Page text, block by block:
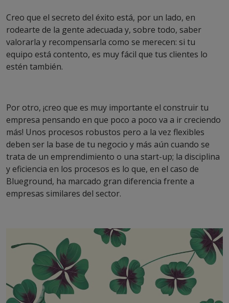
Creo que el secreto del éxito está, por un lado, en
rodearte de la gente adecuada y, sobre todo, saber
valorarla y recompensarla como se merecen: si tu
equipo está contento, es muy fácil que tus clientes lo
estén también.
Por otro, ¡creo que es muy importante el construir tu
empresa pensando en que poco a poco va a ir creciendo
más! Unos procesos robustos pero a la vez flexibles
deben ser la base de tu negocio y más aún cuando se
trata de un emprendimiento o una start-up; la disciplina
y eficiencia en los procesos es lo que, en el caso de
Blueground, ha marcado gran diferencia frente a
empresas similares del sector.